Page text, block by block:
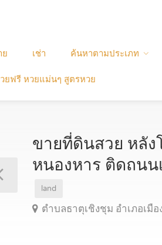
ย เช่า ค้นหาตามประเภท
ยฟรี หวยแม่นๆ สูตรหวย
ขายที่ดินสวย หลัง
หนองหาร ติดถนน
land
ตำบลธาตุเชิงชุม อำเภอเมื